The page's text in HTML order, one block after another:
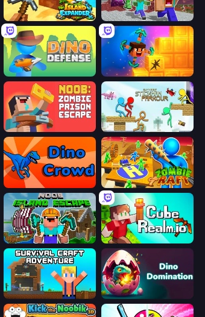
Island Expander Monster School Herobrine Siren Head
Dino Defense Merge & Dig!
Stickman Parkour Master
Dino Crowd Zombie Raft
Noob: Island Escape CubeRealm.io
Survival Craft Adventure Dino Domination